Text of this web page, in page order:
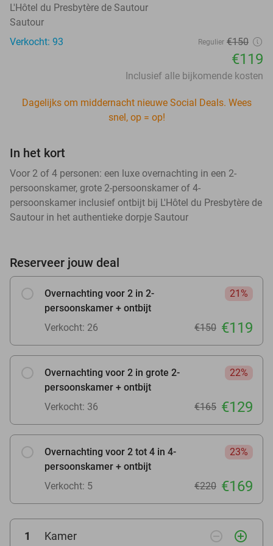
L'Hôtel du Presbytère de Sautour
Sautour
Verkocht: 93
Regulier €150
€119
Inclusief alle bijkomende kosten
Dagelijks om middernacht nieuwe Social Deals. Wees
snel, op = op!
In het kort
Voor 2 of 4 personen: een luxe overnachting in een 2-
persoonskamer, grote 2-persoonskamer of 4-
persoonskamer inclusief ontbijt bij L'Hôtel du Presbytère de
Sautour in het authentieke dorpje Sautour
Reserveer jouw deal
Overnachting voor 2 in 2-
persoonskamer + ontbijt
21%
Verkocht: 26 €150 €119
Overnachting voor 2 in grote 2-
persoonskamer + ontbijt
22%
Verkocht: 36 €165 €129
Overnachting voor 2 tot 4 in 4-
persoonskamer + ontbijt
23%
Verkocht: 5 €220 €169
1 Kamer remove_circle_outline add_circle_outline